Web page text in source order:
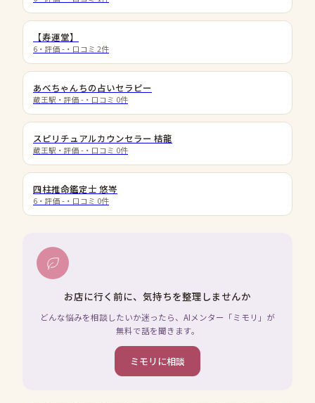
【寿運堂】
6 ・評価 - ・口コミ 2件
あべちゃんちの占いセラピー
蔵王駅 ・評価 - ・口コミ 0件
スピリチュアルカウンセラー 桔龍
蔵王駅 ・評価 - ・口コミ 0件
四柱推命鑑定士 悠岑
6 ・評価 - ・口コミ 0件
お店に行く前に、気持ちを整理しませんか
どんな悩みを相談したいか迷ったら、AIメンター「ミモリ」が
無料で話を聞きます。
ミモリに相談